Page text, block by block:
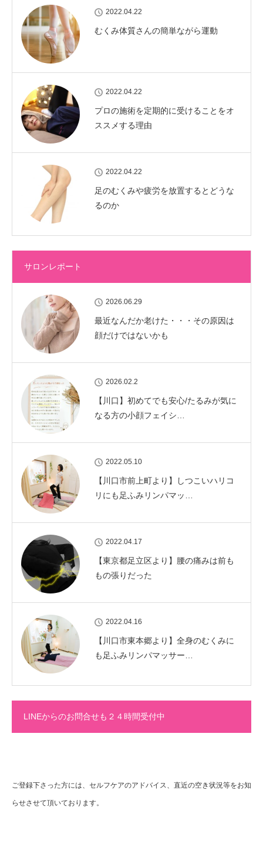
2022.04.22
むくみ体質さんの簡単ながら運動
2022.04.22
プロの施術を定期的に受けることをオ
ススメする理由
2022.04.22
足のむくみや疲労を放置するとどうな
るのか
サロンレポート
2026.06.29
最近なんだか老けた・・・その原因は
顔だけではないかも
2026.02.2
【川口】初めてでも安心/たるみが気に
なる方の小顔フェイシ…
2022.05.10
【川口市前上町より】しつこいハリコ
リにも足ふみリンパマッ…
2022.04.17
【東京都足立区より】腰の痛みは前も
もの張りだった
2022.04.16
【川口市東本郷より】全身のむくみに
も足ふみリンパマッサー…
LINEからのお問合せも２４時間受付中
ご登録下さった方には、セルフケアのアドバイス、直近の空き状況等をお知
らせさせて頂いております。